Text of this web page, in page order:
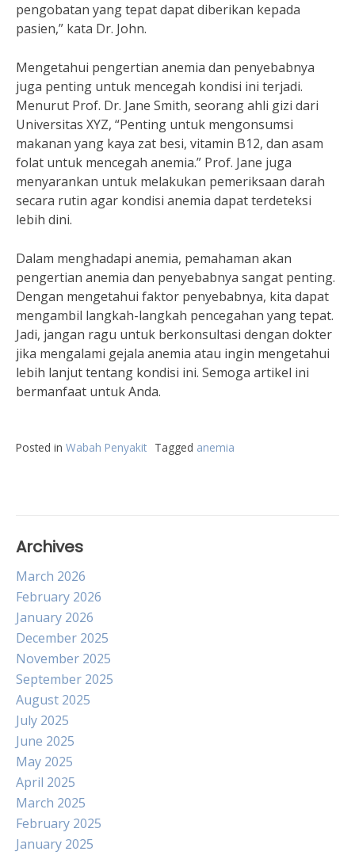
pengobatan yang tepat dapat diberikan kepada
pasien,” kata Dr. John.
Mengetahui pengertian anemia dan penyebabnya
juga penting untuk mencegah kondisi ini terjadi.
Menurut Prof. Dr. Jane Smith, seorang ahli gizi dari
Universitas XYZ, “Penting untuk mengonsumsi
makanan yang kaya zat besi, vitamin B12, dan asam
folat untuk mencegah anemia.” Prof. Jane juga
menyarankan untuk melakukan pemeriksaan darah
secara rutin agar kondisi anemia dapat terdeteksi
lebih dini.
Dalam menghadapi anemia, pemahaman akan
pengertian anemia dan penyebabnya sangat penting.
Dengan mengetahui faktor penyebabnya, kita dapat
mengambil langkah-langkah pencegahan yang tepat.
Jadi, jangan ragu untuk berkonsultasi dengan dokter
jika mengalami gejala anemia atau ingin mengetahui
lebih lanjut tentang kondisi ini. Semoga artikel ini
bermanfaat untuk Anda.
Posted in Wabah Penyakit Tagged anemia
Archives
March 2026
February 2026
January 2026
December 2025
November 2025
September 2025
August 2025
July 2025
June 2025
May 2025
April 2025
March 2025
February 2025
January 2025